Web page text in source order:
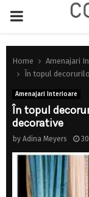
PRIMARY
MENU
Home
Amenajari
În topul
Amenajari Interioare
În topul
decorative
by Adina Meyers